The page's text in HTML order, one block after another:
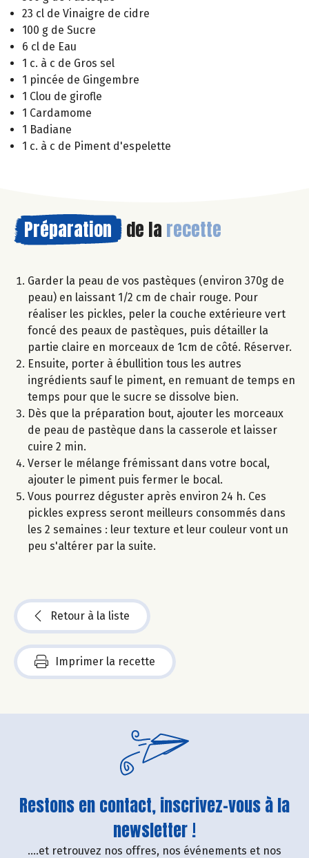
23 cl de Vinaigre de cidre
100 g de Sucre
6 cl de Eau
1 c. à c de Gros sel
1 pincée de Gingembre
1 Clou de girofle
1 Cardamome
1 Badiane
1 c. à c de Piment d'espelette
Préparation de la recette
Garder la peau de vos pastèques (environ 370g de
peau) en laissant 1/2 cm de chair rouge. Pour
réaliser les pickles, peler la couche extérieure vert
foncé des peaux de pastèques, puis détailler la
partie claire en morceaux de 1cm de côté. Réserver.
Ensuite, porter à ébullition tous les autres
ingrédients sauf le piment, en remuant de temps en
temps pour que le sucre se dissolve bien.
Dès que la préparation bout, ajouter les morceaux
de peau de pastèque dans la casserole et laisser
cuire 2 min.
Verser le mélange frémissant dans votre bocal,
ajouter le piment puis fermer le bocal.
Vous pourrez déguster après environ 24 h. Ces
pickles express seront meilleurs consommés dans
les 2 semaines : leur texture et leur couleur vont un
peu s'altérer par la suite.
Retour à la liste
Imprimer la recette
Restons en contact, inscrivez-vous à la
newsletter !
....et retrouvez nos offres, nos événements et nos